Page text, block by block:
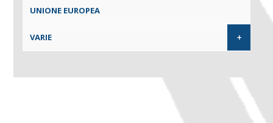
UNIONE EUROPEA
VARIE +